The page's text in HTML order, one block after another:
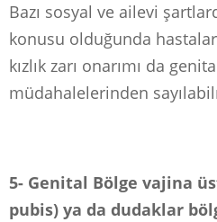
Bazı sosyal ve ailevi
konusu olduğunda
kızlık zarı onarımı da
müdahalelerinden
5- Genital Bölge vajina
pubis) ya da dudaklar